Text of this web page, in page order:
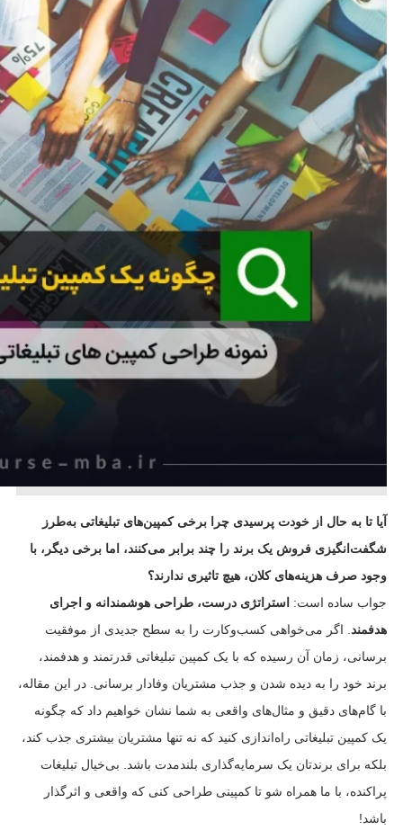
آیا تا به حال از خودت پرسیدی چرا برخی کمپین‌های تبلیغاتی به‌طرز
شگفت‌انگیزی فروش یک برند را چند برابر می‌کنند، اما برخی دیگر، با
وجود صرف هزینه‌های کلان، هیچ تاثیری ندارند؟
جواب ساده است: استراتژی درست، طراحی هوشمندانه و اجرای
هدفمند . اگر می‌خواهی کسب‌وکارت را به سطح جدیدی از موفقیت
برسانی، زمان آن رسیده که با یک کمپین تبلیغاتی قدرتمند و هدفمند،
برند خود را به دیده شدن و جذب مشتریان وفادار برسانی. در این مقاله،
با گام‌های دقیق و مثال‌های واقعی به شما نشان خواهیم داد که چگونه
یک کمپین تبلیغاتی راه‌اندازی کنید که نه تنها مشتریان بیشتری جذب کند،
بلکه برای برندتان یک سرمایه‌گذاری بلندمدت باشد. بی‌خیال تبلیغات
پراکنده، با ما همراه شو تا کمپینی طراحی کنی که واقعی و اثرگذار
باشد!